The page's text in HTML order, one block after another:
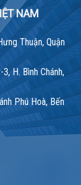
NAM
Thuận, Quận
H. Bình Chánh,
Phú Hoà, Bến